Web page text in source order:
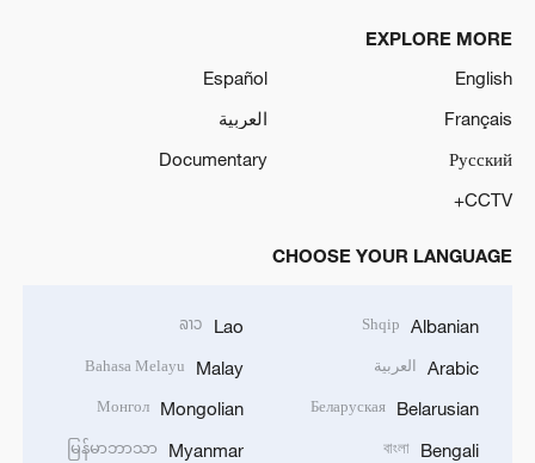
EXPLORE MORE
English
Español
Français
العربية
Русский
Documentary
CCTV+
CHOOSE YOUR LANGUAGE
Albanian
Shqip
Arabic العربية
Belarusian
Беларуская
Bengali
বাংলা
Lao
ລາວ
Malay
Bahasa Melayu
Mongolian
Монгол
Myanmar
မြန်မာဘာသာ